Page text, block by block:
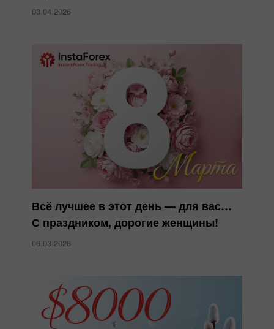
03.04.2026
Всё лучшее в этот день — для вас…
С праздником, дорогие женщины!
06.03.2026